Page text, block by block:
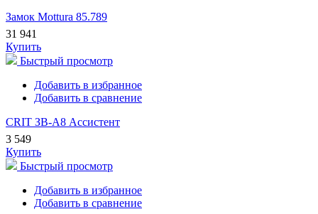
Замок Mottura 85.789
31 941
Купить
Быстрый просмотр
Добавить в избранное
Добавить в сравнение
CRIT ЗВ-А8 Ассистент
3 549
Купить
Быстрый просмотр
Добавить в избранное
Добавить в сравнение